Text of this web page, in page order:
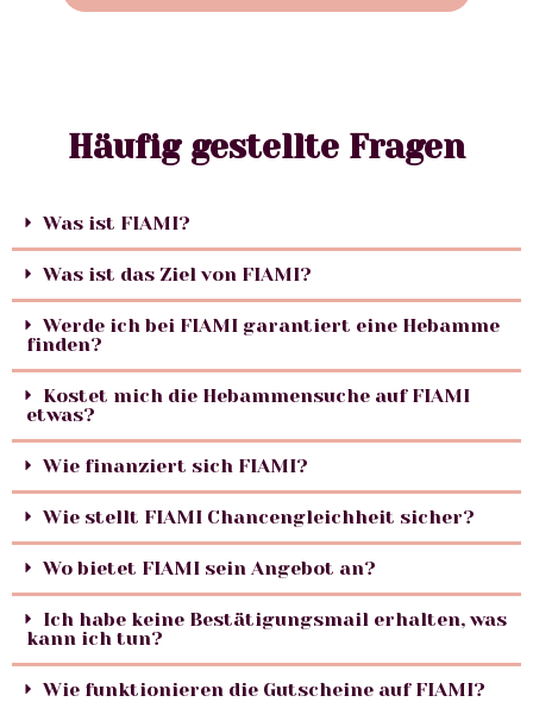
Häufig gestellte Fragen
Was ist FIAMI?
Was ist das Ziel von FIAMI?
Werde ich bei FIAMI garantiert eine Hebamme
finden?
Kostet mich die Hebammensuche auf FIAMI
etwas?
Wie finanziert sich FIAMI?
Wie stellt FIAMI Chancengleichheit sicher?
Wo bietet FIAMI sein Angebot an?
Ich habe keine Bestätigungsmail erhalten, was
kann ich tun?
Wie funktionieren die Gutscheine auf FIAMI?